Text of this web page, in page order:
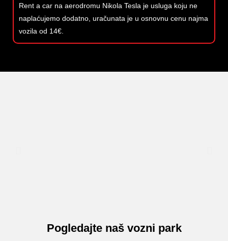
Rent a car na aerodromu Nikola Tesla je usluga koju ne
naplaćujemo dodatno, uračunata je u osnovnu cenu najma
vozila od 14€.
Pogledajte naš vozni park